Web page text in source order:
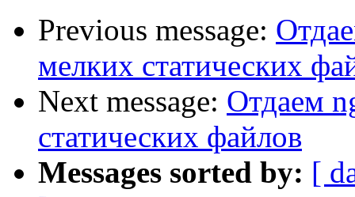
Previous message:
мелких статических
Next message: Отдаем
статических файлов
Messages sorted by: [